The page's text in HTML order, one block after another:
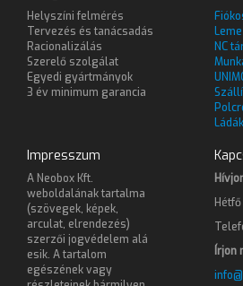
Helyszíni felmérés
Tervezés és tanácsadás
Racionalizálás
Szerelő szolgálat
Egyedi gyártmányok
3 év minimum garancia
NC
Impresszum
A Neobox Kft.
weboldalának tartalma
(szövegek, képek,
arculat, elrendezés)
szerzői jogvédelem alá
esik. A tartalom
egészének vagy
Írjon